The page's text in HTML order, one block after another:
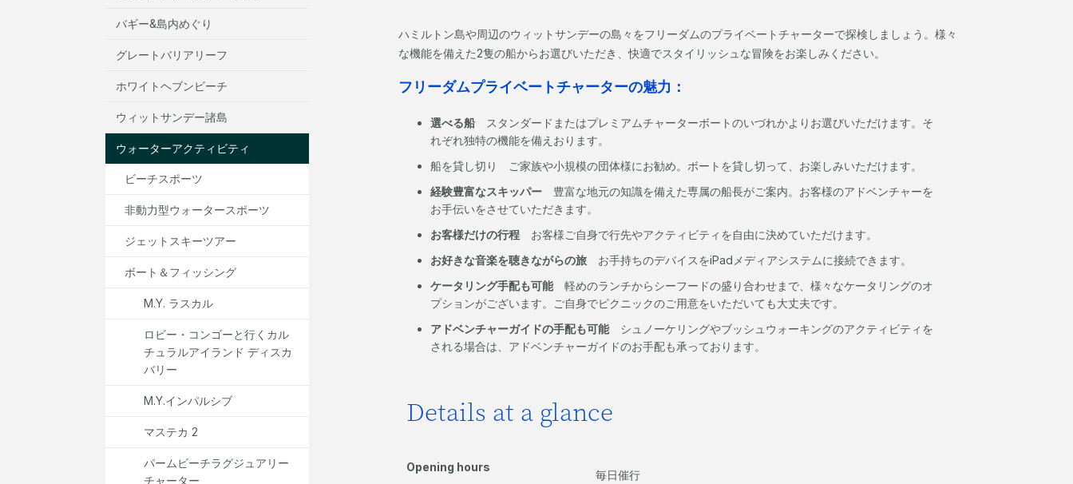
バギー&島内めぐり
グレートバリアリーフ
ホワイトヘブンビーチ
ウィットサンデー諸島
ウォーターアクティビティ
ビーチスポーツ
非動力型ウォータースポーツ
ジェットスキーツアー
ボート＆フィッシング
M.Y. ラスカル
ロビー・コンゴーと行くカル
チュラルアイランド ディスカ
バリー
M.Y.インパルシブ
マステカ 2
パームビーチラグジュアリー
チャーター
ハミルトン島や周辺のウィットサンデーの島々をフリーダムのプライベートチャーターで探検しましょう。様々
な機能を備えた2隻の船からお選びいただき、快適でスタイリッシュな冒険をお楽しみください。
フリーダムプライベートチャーターの魅力：
選べる船スタンダードまたはプレミアムチャーターボートのいづれかよりお選びいただけます。そ
れぞれ独特の機能を備えおります。
船を貸し切り ご家族や小規模の団体様にお勧め。ボートを貸し切って、お楽しみいただけます。
経験豊富なスキッパー豊富な地元の知識を備えた専属の船長がご案内。お客様のアドベンチャーを
お手伝いをさせていただきます。
お客様だけの行程お客様ご自身で行先やアクティビティを自由に決めていただけます。
お好きな音楽を聴きながらの旅お手持ちのデバイスをiPadメディアシステムに接続できます。
ケータリング手配も可能軽めのランチからシーフードの盛り合わせまで、様々なケータリングのオ
プションがございます。ご自身でピクニックのご用意をいただいても大丈夫です。
アドベンチャーガイドの手配も可能シュノーケリングやブッシュウォーキングのアクティビティを
される場合は、アドベンチャーガイドのお手配も承っております。
Details at a glance
Opening hours
毎日催行